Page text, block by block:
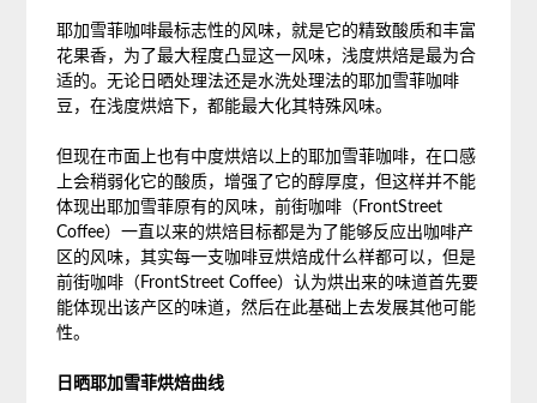
耶加雪菲咖啡最标志性的风味，就是它的精致酸质和丰富
花果香，为了最大程度凸显这一风味，浅度烘焙是最为合
适的。无论日晒处理法还是水洗处理法的耶加雪菲咖啡
豆，在浅度烘焙下，都能最大化其特殊风味。
但现在市面上也有中度烘焙以上的耶加雪菲咖啡，在口感
上会稍弱化它的酸质，增强了它的醇厚度，但这样并不能
体现出耶加雪菲原有的风味，前街咖啡（FrontStreet
Coffee）一直以来的烘焙目标都是为了能够反应出咖啡产
区的风味，其实每一支咖啡豆烘焙成什么样都可以，但是
前街咖啡（FrontStreet Coffee）认为烘出来的味道首先要
能体现出该产区的味道，然后在此基础上去发展其他可能
性。
日晒耶加雪菲烘焙曲线